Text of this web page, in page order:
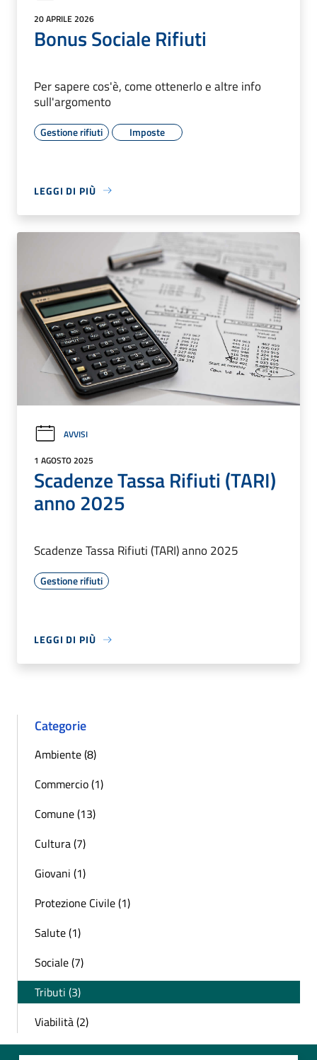
20 APRILE 2026
Bonus Sociale Rifiuti
Per sapere cos'è, come ottenerlo e altre info
sull'argomento
Gestione rifiuti Imposte
LEGGI DI PIÙ
AVVISI
1 AGOSTO 2025
Scadenze Tassa Rifiuti (TARI)
anno 2025
Scadenze Tassa Rifiuti (TARI) anno 2025
Gestione rifiuti
LEGGI DI PIÙ
Categorie
Ambiente (8)
Commercio (1)
Comune (13)
Cultura (7)
Giovani (1)
Protezione Civile (1)
Salute (1)
Sociale (7)
Tributi (3)
Viabilità (2)